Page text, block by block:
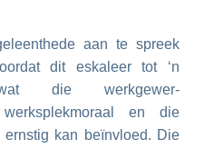
aan te spreek
dit eskaleer tot ‘n
die werkgewer-
werksplekmoraal en die
kan beïnvloed. Die